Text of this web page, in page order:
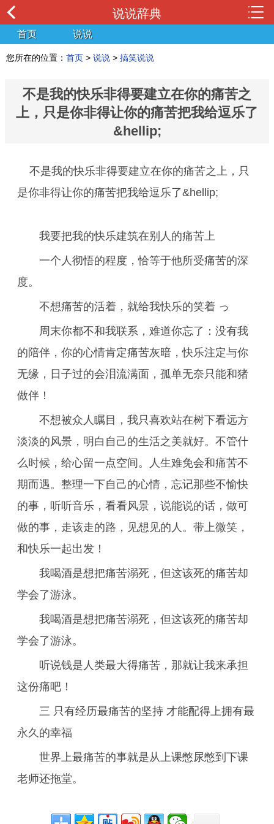
说说辞典
首页 说说
您所在的位置： 首页 > 说说 > 搞笑说说
不是我的快乐非得要建立在你的痛苦之
上，只是你非得让你的痛苦把我给逗乐了
&hellip;
不是我的快乐非得要建立在你的痛苦之上，只
是你非得让你的痛苦把我给逗乐了&hellip;
我要把我的快乐建筑在别人的痛苦上
一个人彻悟的程度，恰等于他所受痛苦的深
度。
不想痛苦的活着，就给我快乐的笑着 っ
周末你都不和我联系，难道你忘了：没有我
的陪伴，你的心情肯定痛苦灰暗，快乐注定与你
无缘，日子过的会泪流满面，孤单无奈只能和猪
做伴！
不想被众人瞩目，我只喜欢站在树下看远方
淡淡的风景，明白自己的生活之美就好。不管什
么时候，给心留一点空间。人生难免会和痛苦不
期而遇。整理一下自己的心情，忘记那些不愉快
的事，听听音乐，看看风景，说能说的话，做可
做的事，走该走的路，见想见的人。带上微笑，
和快乐一起出发！
我喝酒是想把痛苦溺死，但这该死的痛苦却
学会了游泳。
我喝酒是想把痛苦溺死，但这该死的痛苦却
学会了游泳。
听说钱是人类最大得痛苦，那就让我来承担
这份痛吧！
三 只有经历最痛苦的坚持 才能配得上拥有最
永久的幸福
世界上最痛苦的事就是从上课憋尿憋到下课
老师还拖堂。